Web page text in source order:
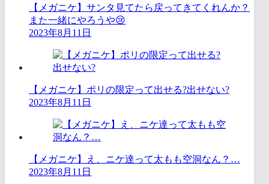
【メガニケ】サンタ見てたら戻ってきてくれんか？
また一緒にやろうや😢
2023年8月11日
【メガニケ】ポリの限定って出せる?出せない?
2023年8月11日
【メガニケ】え、ニケ達って太もも空洞なん？…
2023年8月11日